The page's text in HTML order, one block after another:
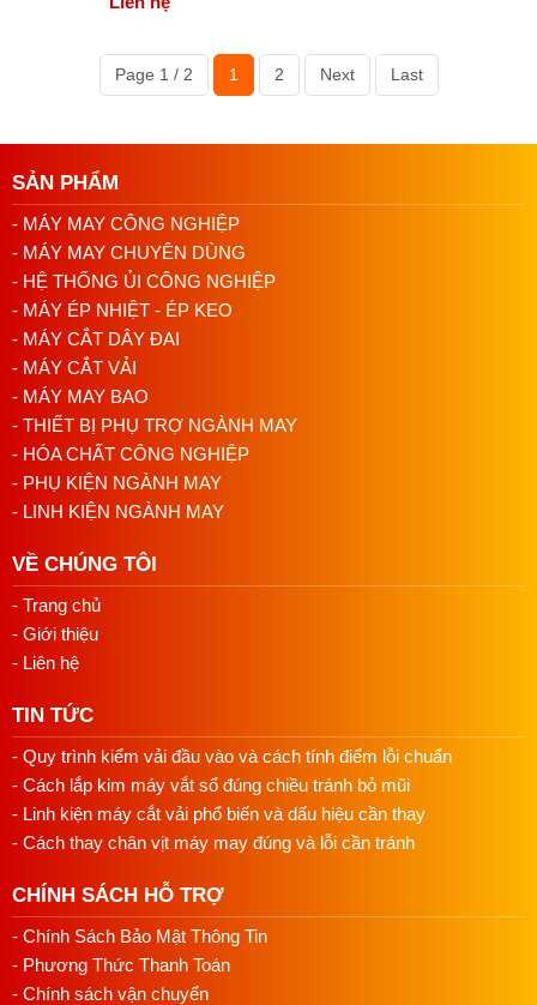
Page 1 / 2 1 2 Next Last
SẢN PHẨM
- MÁY MAY CÔNG NGHIỆP
- MÁY MAY CHUYÊN DÙNG
- HỆ THỐNG ỦI CÔNG NGHIỆP
- MÁY ÉP NHIỆT - ÉP KEO
- MÁY CẮT DÂY ĐAI
- MÁY CẮT VẢI
- MÁY MAY BAO
- THIẾT BỊ PHỤ TRỢ NGÀNH MAY
- HÓA CHẤT CÔNG NGHIỆP
- PHỤ KIỆN NGÀNH MAY
- LINH KIỆN NGÀNH MAY
VỀ CHÚNG TÔI
- Trang chủ
- Giới thiệu
- Liên hệ
TIN TỨC
- Quy trình kiểm vải đầu vào và cách tính điểm lỗi chuẩn
- Cách lắp kim máy vắt sổ đúng chiều tránh bỏ mũi
- Linh kiện máy cắt vải phổ biến và dấu hiệu cần thay
- Cách thay chân vịt máy may đúng và lỗi cần tránh
CHÍNH SÁCH HỖ TRỢ
- Chính Sách Bảo Mật Thông Tin
- Phương Thức Thanh Toán
- Chính sách vận chuyển